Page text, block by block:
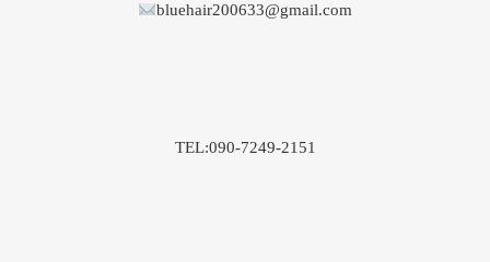
bluehair200633@gmail.com
TEL:090-7249-2151